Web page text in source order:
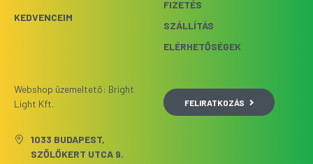
KEDVENCEIM
FIZETÉS
SZÁLLÍTÁS
ELÉRHETŐSÉGEK
Webshop üzemeltető: Bright
Light Kft.
1033 BUDAPEST,
SZŐLŐKERT UTCA 9.
FELIRATKOZÁS